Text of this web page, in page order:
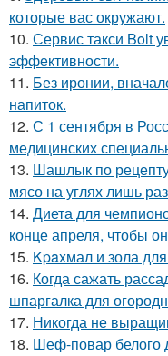
которые вас окружают.
10. Сервис такси Bolt
эффективности.
11. Без иронии,
напиток.
12. С 1 сентября в
медицинских
13. Шашлык по
мясо на углях лишь
14. Диета для
конце апреля, чтобы
15. Kpaxмал и зола
16. Когда сажать
шпаргалка для
17. Никогда не
18. Шеф-повар белого